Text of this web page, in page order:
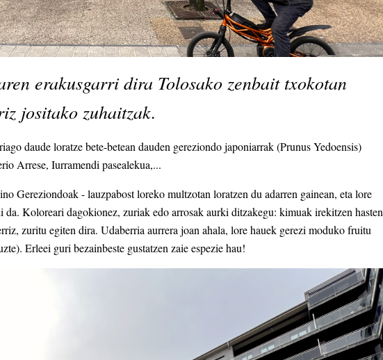
erakusgarri dira Tolosako zenbait txokotan
jositako zuhaitzak.
daude loratze bete-betean dauden gereziondo japoniarrak (Prunus Yedoensis)
Arrese, Iurramendi pasealekua,...
Gereziondoak - lauzpabost loreko multzotan loratzen du adarren gainean, eta lore
da. Koloreari dagokionez, zuriak edo arrosak aurki ditzakegu: kimuak irekitzen hasten
zuritu egiten dira. Udaberria aurrera joan ahala, lore hauek gerezi moduko fruitu
Erleei guri bezainbeste gustatzen zaie espezie hau!